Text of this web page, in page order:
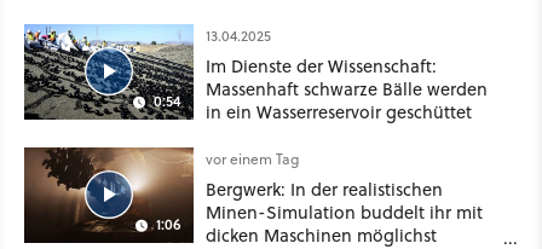
0:54
13.04.2025
Im Dienste der Wissenschaft:
Massenhaft schwarze Bälle werden
in ein Wasserreservoir geschüttet
1:06
vor einem Tag
Bergwerk: In der realistischen
Minen-Simulation buddelt ihr mit
dicken Maschinen möglichst